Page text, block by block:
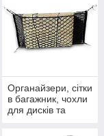
Органайзери, сітки
в багажник, чохли
для дисків та